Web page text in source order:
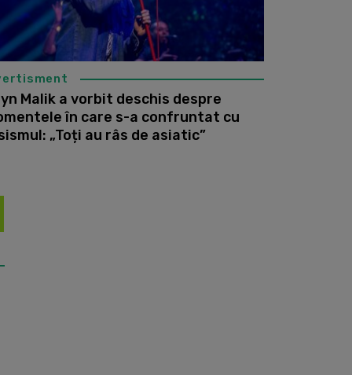
Malik a vorbit deschis despre
în care s-a confruntat cu
„Toți au râs de asiatic”